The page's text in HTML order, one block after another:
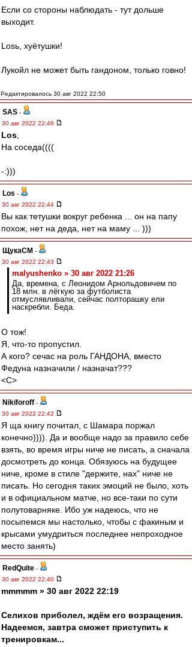
Если со стороны наблюдать - тут дольше
выходит.
Losь, хуётушки!
Лукойл не может быть гандоном, только говно!
Редактировалось 30 авг 2022 22:50
SAS -
30 авг 2022 22:46
Los
На соседа((((
-:)))
Los -
30 авг 2022 22:44
Вы как тетушки вокруг ребенка ... он на папу
похож, нет на деда, нет на маму ... )))
ЩукаСМ -
30 авг 2022 22:43
malyushenko » 30 авг 2022 21:26
Да, времена, с Леонидом Арнольдовичем по
18 млн. в лёгкую за футболиста
отмуслявливали, сейчас полторашку ели
наскребли. Беда.
О тож!
Я, что-то пропустил.
А кого? сечас на роль ГАНДОНА, вместо
Федуна назначили / назначат???
<C>
Nikiforoff -
30 авг 2022 22:42
Я ща книгу почитал, с Шамара поржал
конечно)))). Да и вообще надо за правило себе
взять, во время игры ниче не писать, а сначала
досмотреть до конца. Обязуюсь на будущее
ниче, кроме в стиле "держите, нах" ниче не
писать. Но сегодня таких эмоций не было, хоть
и в официальном матче, но все-таки по сути
полутоварняке. Ибо уж надеюсь, что не
посыпемся мы настолько, чтобы с факиным и
крысами умудриться последнее непроходное
место занять)
RedQuite -
30 авг 2022 22:40
mmmmm » 30 авг 2022 22:19
Селихов приболел, ждём его возращения.
Надеемся, завтра сможет приступить к
тренировкам...